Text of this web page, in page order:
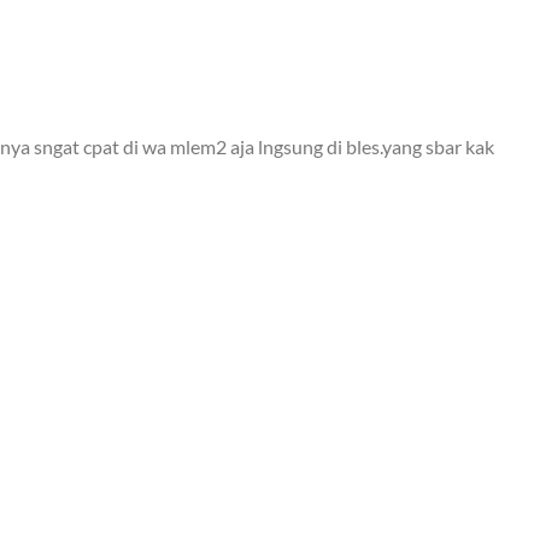
sngat cpat di wa mlem2 aja lngsung di bles.yang sbar kak